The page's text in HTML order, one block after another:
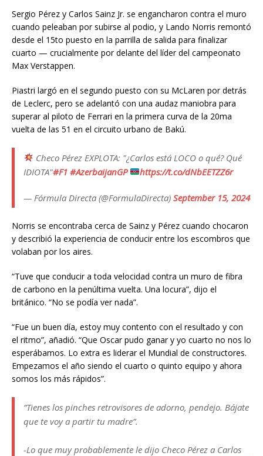
Sergio Pérez y Carlos Sainz Jr. se engancharon contra el muro
cuando peleaban por subirse al podio, y Lando Norris remontó
desde el 15to puesto en la parrilla de salida para finalizar
cuarto — crucialmente por delante del líder del campeonato
Max Verstappen.
Piastri largó en el segundo puesto con su McLaren por detrás
de Leclerc, pero se adelantó con una audaz maniobra para
superar al piloto de Ferrari en la primera curva de la 20ma
vuelta de las 51 en el circuito urbano de Bakú.
Checo Pérez EXPLOTA: "¿Carlos está LOCO o qué? Qué
IDIOTA"#F1 #AzerbaijanGP https://t.co/dNbEETZZ6r
— Fórmula Directa (@FormulaDirecta) September 15, 2024
Norris se encontraba cerca de Sainz y Pérez cuando chocaron
y describió la experiencia de conducir entre los escombros que
volaban por los aires.
“Tuve que conducir a toda velocidad contra un muro de fibra
de carbono en la penúltima vuelta. Una locura”, dijo el
británico. “No se podía ver nada”.
“Fue un buen día, estoy muy contento con el resultado y con
el ritmo”, añadió. “Que Oscar pudo ganar y yo cuarto no nos lo
esperábamos. Lo extra es liderar el Mundial de constructores.
Empezamos el año siendo el cuarto o quinto equipo y ahora
somos los más rápidos”.
“Tienes los pinches retrovisores de adorno, pendejo. Bájate
que te voy a partir tu madre”.
-Lo que muy probablemente le dijo Checo Pérez a Carlos